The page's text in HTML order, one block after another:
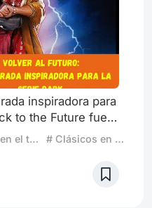
inspiradora para
to the Future fue
escrita y dirigida
Gale en
por Steven
por Michael J.
# Viajes en el tiempo # Clásicos en el cine